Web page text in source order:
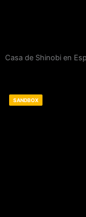
Casa de Shinobi en
SANDBOX